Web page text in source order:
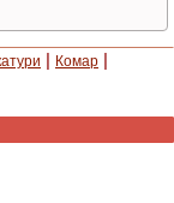
| Комар |